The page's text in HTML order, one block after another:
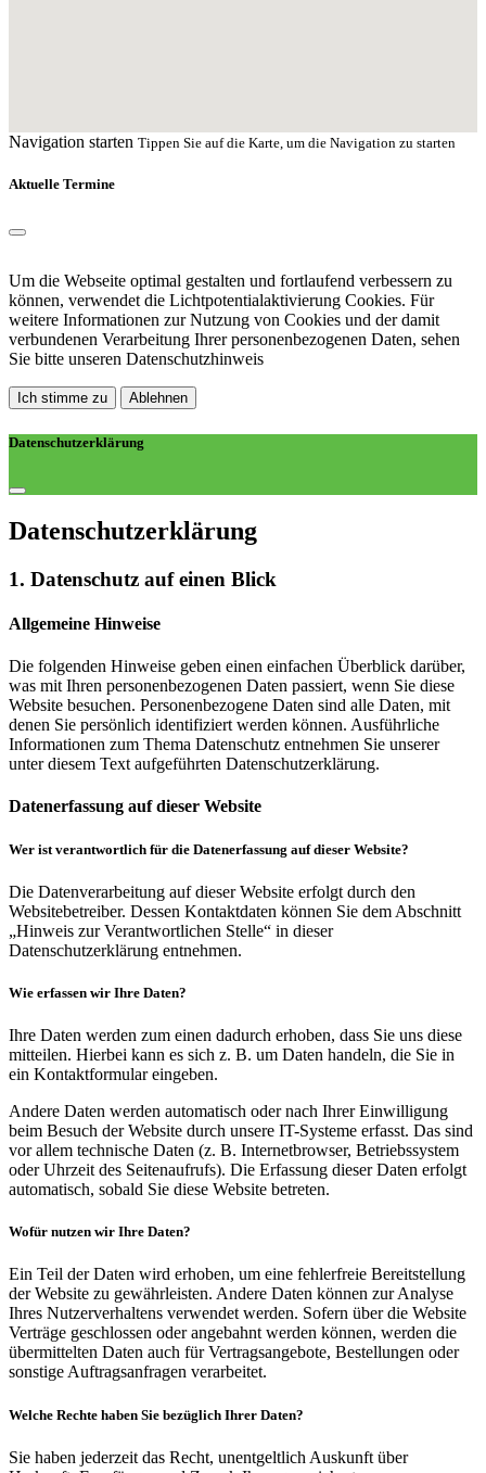
Navigation starten Tippen Sie auf die Karte, um die Navigation zu starten
Aktuelle Termine
Um die Webseite optimal gestalten und fortlaufend verbessern zu
können, verwendet die Lichtpotentialaktivierung Cookies. Für
weitere Informationen zur Nutzung von Cookies und der damit
verbundenen Verarbeitung Ihrer personenbezogenen Daten, sehen
Sie bitte unseren Datenschutzhinweis
Ich stimme zu Ablehnen
Datenschutzerklärung
Datenschutz­erklärung
1. Datenschutz auf einen Blick
Allgemeine Hinweise
Die folgenden Hinweise geben einen einfachen Überblick darüber,
was mit Ihren personenbezogenen Daten passiert, wenn Sie diese
Website besuchen. Personenbezogene Daten sind alle Daten, mit
denen Sie persönlich identifiziert werden können. Ausführliche
Informationen zum Thema Datenschutz entnehmen Sie unserer
unter diesem Text aufgeführten Datenschutzerklärung.
Datenerfassung auf dieser Website
Wer ist verantwortlich für die Datenerfassung auf dieser Website?
Die Datenverarbeitung auf dieser Website erfolgt durch den
Websitebetreiber. Dessen Kontaktdaten können Sie dem Abschnitt
„Hinweis zur Verantwortlichen Stelle“ in dieser
Datenschutzerklärung entnehmen.
Wie erfassen wir Ihre Daten?
Ihre Daten werden zum einen dadurch erhoben, dass Sie uns diese
mitteilen. Hierbei kann es sich z. B. um Daten handeln, die Sie in
ein Kontaktformular eingeben.
Andere Daten werden automatisch oder nach Ihrer Einwilligung
beim Besuch der Website durch unsere IT-Systeme erfasst. Das sind
vor allem technische Daten (z. B. Internetbrowser, Betriebssystem
oder Uhrzeit des Seitenaufrufs). Die Erfassung dieser Daten erfolgt
automatisch, sobald Sie diese Website betreten.
Wofür nutzen wir Ihre Daten?
Ein Teil der Daten wird erhoben, um eine fehlerfreie Bereitstellung
der Website zu gewährleisten. Andere Daten können zur Analyse
Ihres Nutzerverhaltens verwendet werden. Sofern über die Website
Verträge geschlossen oder angebahnt werden können, werden die
übermittelten Daten auch für Vertragsangebote, Bestellungen oder
sonstige Auftragsanfragen verarbeitet.
Welche Rechte haben Sie bezüglich Ihrer Daten?
Sie haben jederzeit das Recht, unentgeltlich Auskunft über